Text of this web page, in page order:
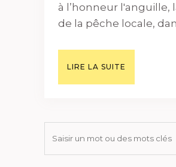
à l’honneur l'anguille,
de la pêche locale,
LIRE LA SUITE